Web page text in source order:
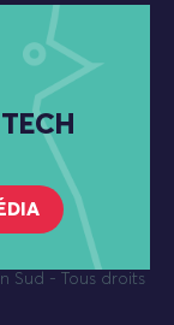
Sud - Tous droits